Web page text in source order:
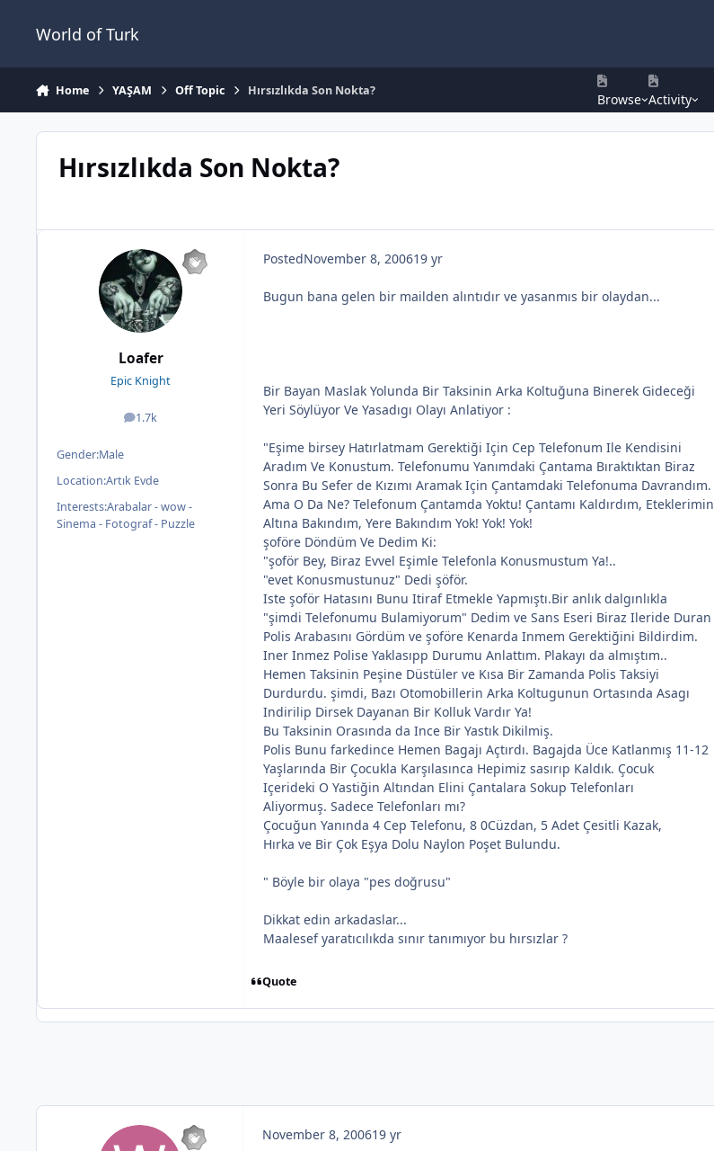
World of Turk
Home YAŞAM Off Topic Hırsızlıkda Son Nokta?
Browse Activity
Hırsızlıkda Son Nokta?
Loafer
Epic Knight
1.7k
posts
Gender:Male
Location:Artık Evde
Interests:Arabalar - wow -
Sinema - Fotograf - Puzzle
PostedNovember 8, 200619 yr
Bugun bana gelen bir mailden alıntıdır ve yasanmıs bir olaydan...
Bir Bayan Maslak Yolunda Bir Taksinin Arka Koltuğuna Binerek Gideceği
Yeri Söylüyor Ve Yasadıgı Olayı Anlatiyor :
"Eşime birsey Hatırlatmam Gerektiği Için Cep Telefonum Ile Kendisini
Aradım Ve Konustum. Telefonumu Yanımdaki Çantama Bıraktıktan Biraz
Sonra Bu Sefer de Kızımı Aramak Için Çantamdaki Telefonuma Davrandım.
Ama O Da Ne? Telefonum Çantamda Yoktu! Çantamı Kaldırdım, Eteklerimin
Altına Bakındım, Yere Bakındım Yok! Yok! Yok!
şoföre Döndüm Ve Dedim Ki:
"şoför Bey, Biraz Evvel Eşimle Telefonla Konusmustum Ya!..
"evet Konusmustunuz" Dedi şöför.
Iste şoför Hatasını Bunu Itiraf Etmekle Yapmıştı.Bir anlık dalgınlıkla
"şimdi Telefonumu Bulamiyorum" Dedim ve Sans Eseri Biraz Ileride Duran
Polis Arabasını Gördüm ve şoföre Kenarda Inmem Gerektiğini Bildirdim.
Iner Inmez Polise Yaklasıpp Durumu Anlattım. Plakayı da almıştım..
Hemen Taksinin Peşine Düstüler ve Kısa Bir Zamanda Polis Taksiyi
Durdurdu. şimdi, Bazı Otomobillerin Arka Koltugunun Ortasında Asagı
Indirilip Dirsek Dayanan Bir Kolluk Vardır Ya!
Bu Taksinin Orasında da Ince Bir Yastık Dikilmiş.
Polis Bunu farkedince Hemen Bagajı Açtırdı. Bagajda Üce Katlanmış 11-12
Yaşlarında Bir Çocukla Karşılasınca Hepimiz sasırıp Kaldık. Çocuk
Içerideki O Yastiğin Altından Elini Çantalara Sokup Telefonları
Aliyormuş. Sadece Telefonları mı?
Çocuğun Yanında 4 Cep Telefonu, 8 0Cüzdan, 5 Adet Çesitli Kazak,
Hırka ve Bir Çok Eşya Dolu Naylon Poşet Bulundu.
" Böyle bir olaya "pes doğrusu"
Dikkat edin arkadaslar...
Maalesef yaratıcılıkda sınır tanımıyor bu hırsızlar ?
Quote
November 8, 200619 yr